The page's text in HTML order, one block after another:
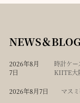
NEWS＆
2026年8月
7日
時計ケ
KIITE大
2026年8月7日 マス